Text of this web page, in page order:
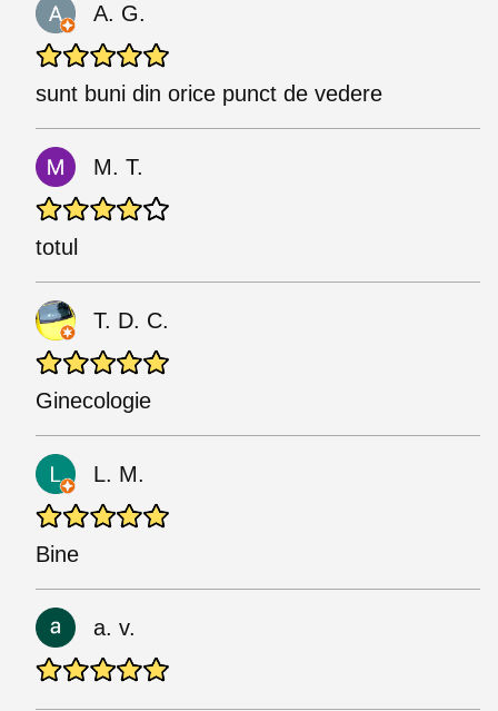
A. G.
sunt buni din orice punct de vedere
M. T.
totul
T. D. C.
Ginecologie
L. M.
Bine
a. v.